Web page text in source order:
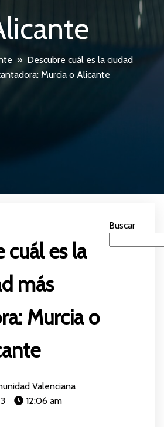
» Descubre cuál es la ciudad
Murcia o Alicante
cuál es la
más
Murcia o
Valenciana
12:06 am
Buscar